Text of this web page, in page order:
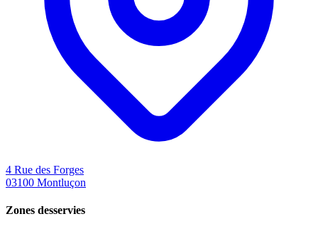
4 Rue des Forges
03100 Montluçon
Zones desservies